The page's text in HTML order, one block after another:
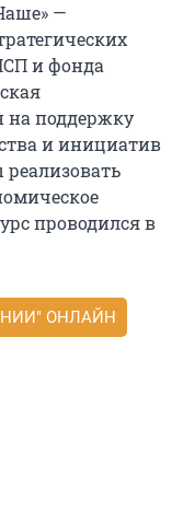
—
и фонда
на поддержку
и инициатив
проводился в
ОНЛАЙН